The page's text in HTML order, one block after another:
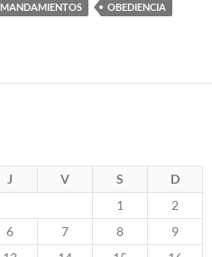
MANDAMIENTOS
OBEDIENCIA
J V S
D
1
2
6 7 8
9